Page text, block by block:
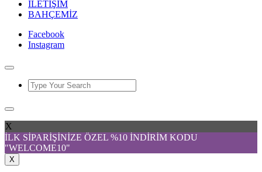
İLETİŞİM
BAHÇEMİZ
Facebook
Instagram
X
İLK SİPARİŞİNİZE ÖZEL %10 İNDİRİM KODU
"WELCOME10"
X